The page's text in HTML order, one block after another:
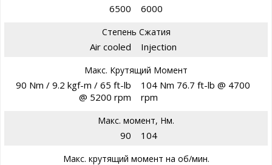
6500 6000
Степень Сжатия
Air cooled Injection
Макс. Крутящий Момент
90 Nm / 9.2 kgf-m / 65 ft-lb
@ 5200 rpm
104 Nm 76.7 ft-lb @ 4700
rpm
Макс. момент, Нм.
90 104
Макс. крутящий момент на об/мин.